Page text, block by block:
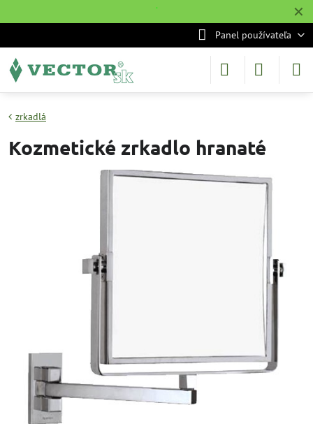
✕
˙
Panel používateľa
zrkadlá
Kozmetické zrkadlo hranaté